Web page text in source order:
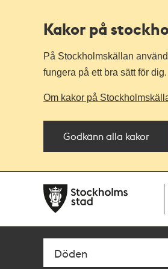
Kakor på
På Stockholmskällan
fungera på ett bra sätt för dig.
Om kakor på
Godkänn alla kakor
navigationen
huvudinnehållet
Sök